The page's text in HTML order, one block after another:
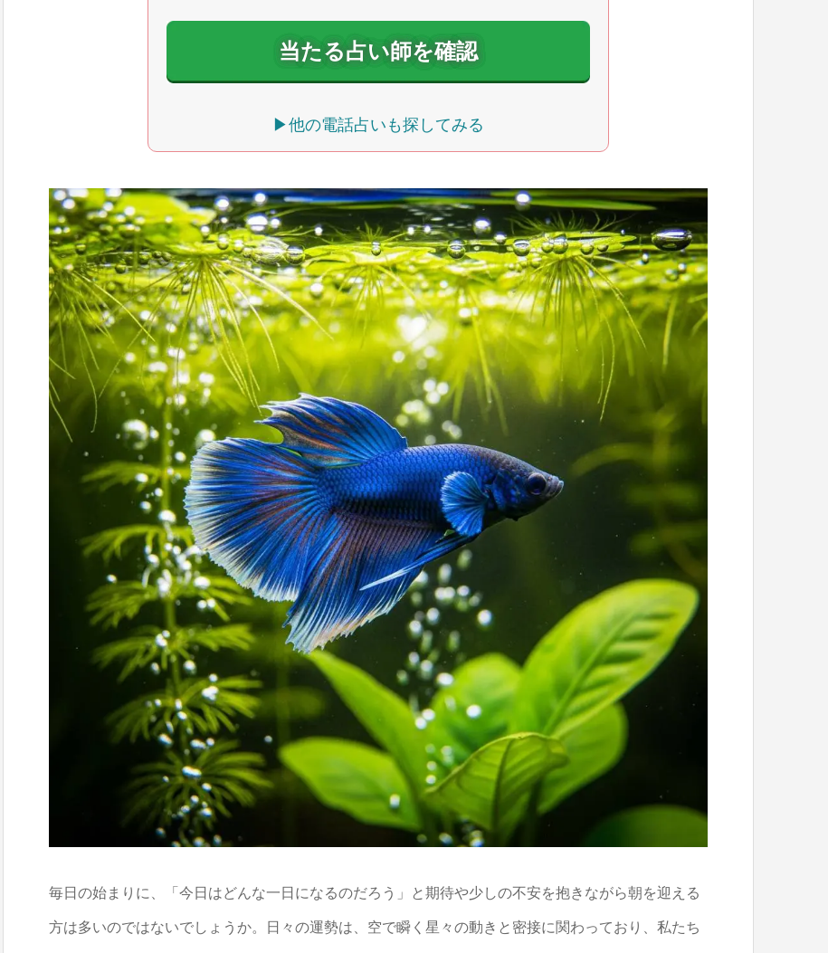
当たる占い師を確認
▶他の電話占いも探してみる
毎日の始まりに、「今日はどんな一日になるのだろう」と期待や少しの不安を抱きながら朝を迎える
方は多いのではないでしょうか。日々の運勢は、空で瞬く星々の動きと密接に関わっており、私たち